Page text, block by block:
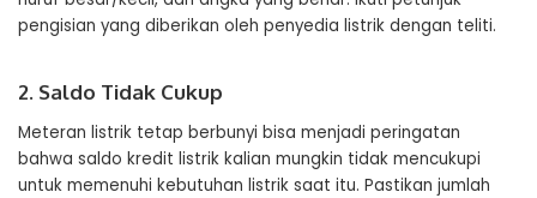
pengisian yang diberikan oleh penyedia listrik dengan teliti.
2. Saldo Tidak Cukup
Meteran listrik tetap berbunyi bisa menjadi peringatan
bahwa saldo kredit listrik kalian mungkin tidak mencukupi
untuk memenuhi kebutuhan listrik saat itu. Pastikan jumlah